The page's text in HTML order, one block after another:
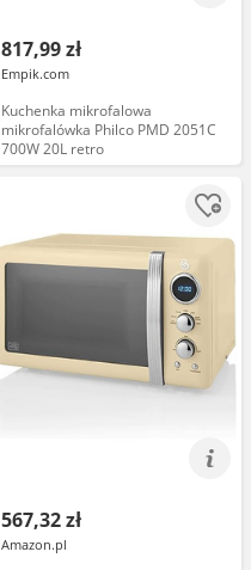
817,99 zł
Empik.com
Kuchenka mikrofalowa
mikrofalówka Philco PMD 2051C
700W 20L retro
567,32 zł
Amazon.pl